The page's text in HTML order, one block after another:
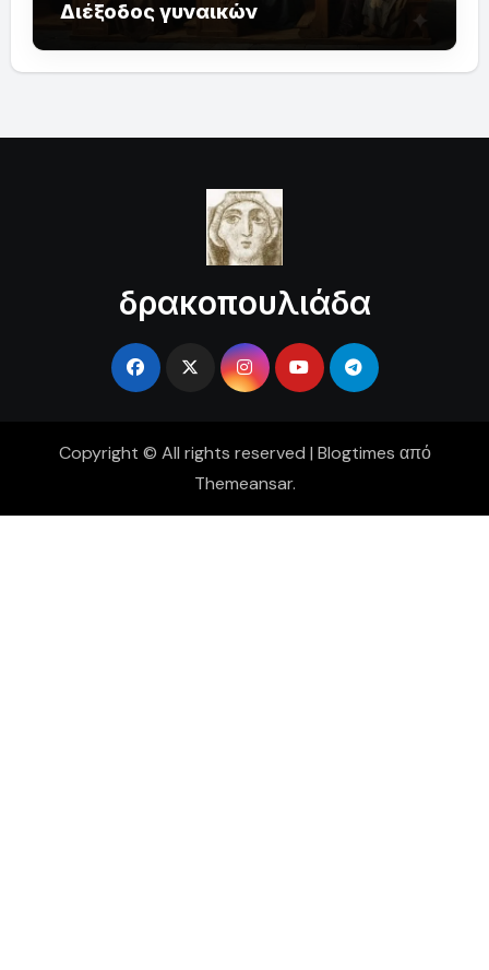
Διέξοδος γυναικών
δρακοπουλιάδα
Copyright © All rights reserved | Blogtimes από
Themeansar.